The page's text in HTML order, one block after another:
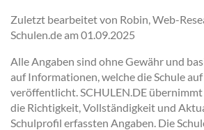
Zuletzt bearbeitet von Robin, Web-
Schulen.de am 01.09.2025
Alle Angaben sind ohne Gewähr und
auf Informationen, welche die Schule
veröffentlicht. SCHULEN.DE
die Richtigkeit, Vollständigkeit und
Schulprofil erfassten Angaben. Die